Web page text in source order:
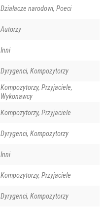
Działacze narodowi, Poeci
Autorzy
Inni
Dyrygenci, Kompozytorzy
Kompozytorzy, Przyjaciele,
Wykonawcy
Kompozytorzy, Przyjaciele
Dyrygenci, Kompozytorzy
Inni
Kompozytorzy, Przyjaciele
Dyrygenci, Kompozytorzy